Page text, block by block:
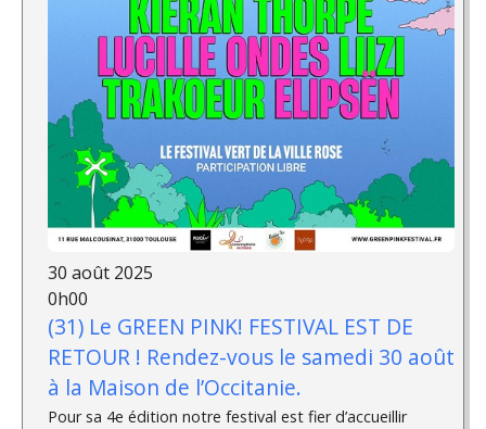
30 août 2025
0h00
(31) Le GREEN PINK! FESTIVAL EST DE
RETOUR ! Rendez-vous le samedi 30 août
à la Maison de l’Occitanie.
Pour sa 4e édition notre festival est fier d’accueillir